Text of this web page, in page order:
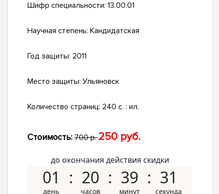
Шифр специальности: 13.00.01
Научная степень: Кандидатская
Год защиты: 2011
Место защиты: Ульяновск
Количество страниц: 240 с. : ил.
Стоимость: 700 р.250 руб.
до окончания действия скидки
01 20 39 30